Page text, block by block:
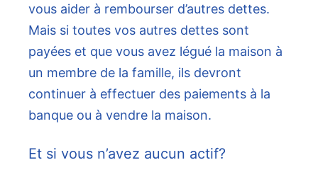
vous aider à rembourser d’autres dettes.
Mais si toutes vos autres dettes sont
payées et que vous avez légué la maison à
un membre de la famille, ils devront
continuer à effectuer des paiements à la
banque ou à vendre la maison.
Et si vous n’avez aucun actif?